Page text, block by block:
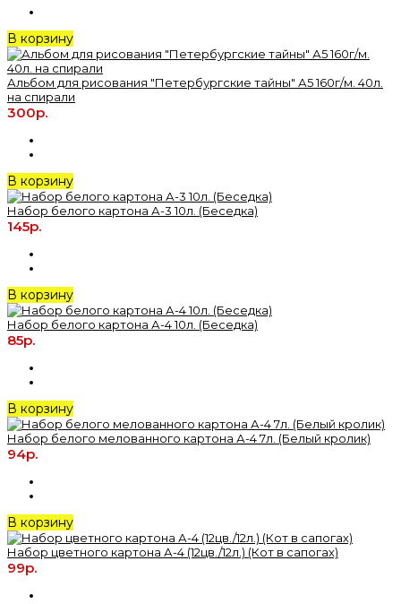
В корзину
Альбом для рисования "Петербургские тайны" А5 160г/м. 40л.
на спирали
300р.
В корзину
Набор белого картона А-3 10л. (Беседка)
145р.
В корзину
Набор белого картона А-4 10л. (Беседка)
85р.
В корзину
Набор белого мелованного картона А-4 7л. (Белый кролик)
94р.
В корзину
Набор цветного картона А-4 (12цв./12л.) (Кот в сапогах)
99р.